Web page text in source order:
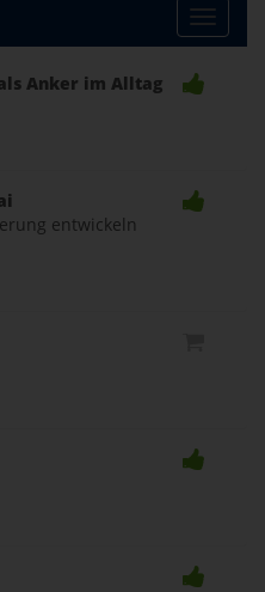
Toggle
Anker im Alltag
entwickeln